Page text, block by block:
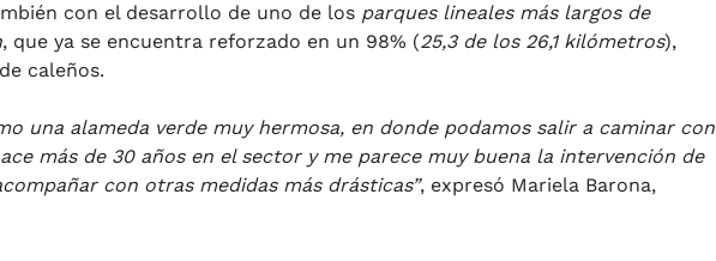
con el desarrollo de uno de los parques lineales más largos de
, que ya se encuentra reforzado en un 98% (25,3 de los 26,1 kilómetros),
caleños.
una alameda verde muy hermosa, en donde podamos salir a caminar con
más de 30 años en el sector y me parece muy buena la intervención de
con otras medidas más drásticas”, expresó Mariela Barona,